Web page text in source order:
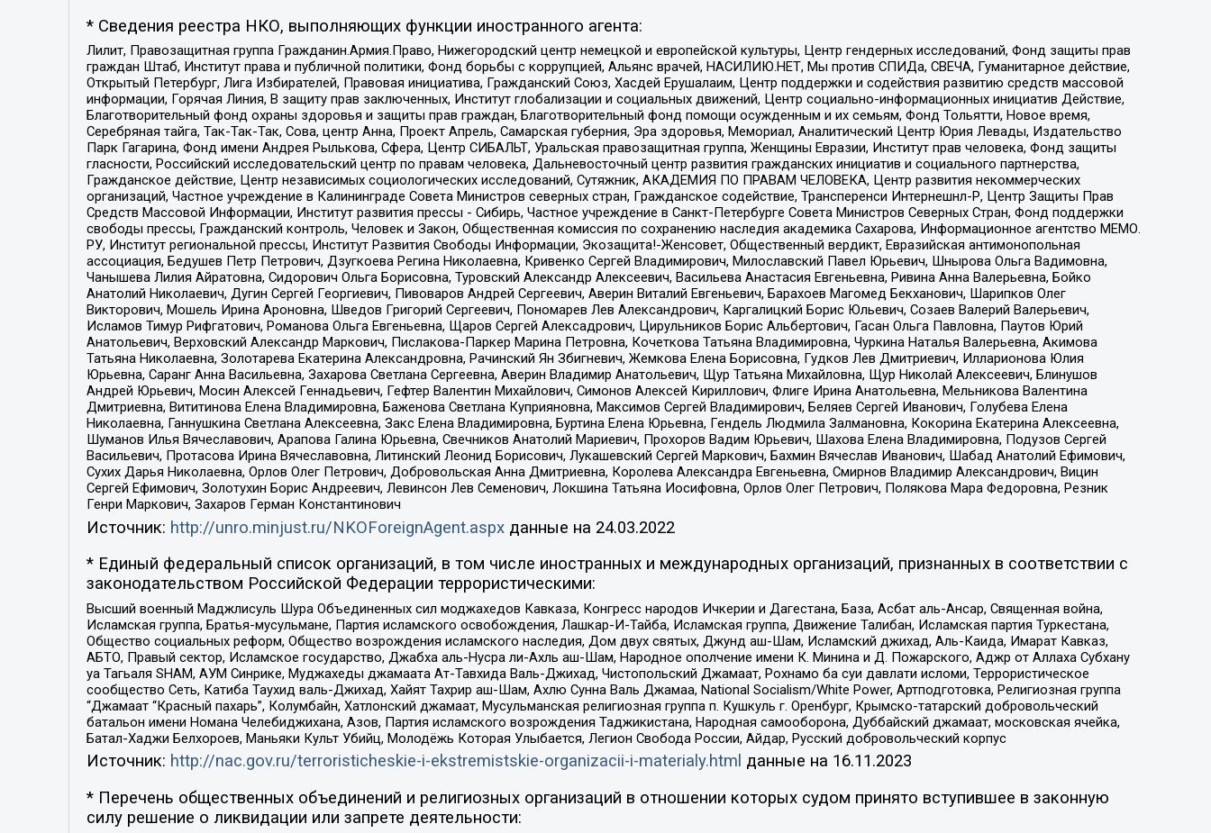
* Сведения реестра НКО, выполняющих функции иностранного агента:
Лилит, Правозащитная группа Гражданин.Армия.Право, Нижегородский центр немецкой и европейской культуры, Центр гендерных исследований, Фонд защиты прав
граждан Штаб, Институт права и публичной политики, Фонд борьбы с коррупцией, Альянс врачей, НАСИЛИЮ.НЕТ, Мы против СПИДа, СВЕЧА, Гуманитарное действие,
Открытый Петербург, Лига Избирателей, Правовая инициатива, Гражданский Союз, Хасдей Ерушалаим, Центр поддержки и содействия развитию средств массовой
информации, Горячая Линия, В защиту прав заключенных, Институт глобализации и социальных движений, Центр социально-информационных инициатив Действие,
Благотворительный фонд охраны здоровья и защиты прав граждан, Благотворительный фонд помощи осужденным и их семьям, Фонд Тольятти, Новое время,
Серебряная тайга, Так-Так-Так, Сова, центр Анна, Проект Апрель, Самарская губерния, Эра здоровья, Мемориал, Аналитический Центр Юрия Левады, Издательство
Парк Гагарина, Фонд имени Андрея Рылькова, Сфера, Центр СИБАЛЬТ, Уральская правозащитная группа, Женщины Евразии, Институт прав человека, Фонд защиты
гласности, Российский исследовательский центр по правам человека, Дальневосточный центр развития гражданских инициатив и социального партнерства,
Гражданское действие, Центр независимых социологических исследований, Сутяжник, АКАДЕМИЯ ПО ПРАВАМ ЧЕЛОВЕКА, Центр развития некоммерческих
организаций, Частное учреждение в Калининграде Совета Министров северных стран, Гражданское содействие, Трансперенси Интернешнл-Р, Центр Защиты Прав
Средств Массовой Информации, Институт развития прессы - Сибирь, Частное учреждение в Санкт-Петербурге Совета Министров Северных Стран, Фонд поддержки
свободы прессы, Гражданский контроль, Человек и Закон, Общественная комиссия по сохранению наследия академика Сахарова, Информационное агентство МЕМО.
РУ, Институт региональной прессы, Институт Развития Свободы Информации, Экозащита!-Женсовет, Общественный вердикт, Евразийская антимонопольная
ассоциация, Бедушев Петр Петрович, Дзугкоева Регина Николаевна, Кривенко Сергей Владимирович, Милославский Павел Юрьевич, Шнырова Ольга Вадимовна,
Чанышева Лилия Айратовна, Сидорович Ольга Борисовна, Туровский Александр Алексеевич, Васильева Анастасия Евгеньевна, Ривина Анна Валерьевна, Бойко
Анатолий Николаевич, Дугин Сергей Георгиевич, Пивоваров Андрей Сергеевич, Аверин Виталий Евгеньевич, Барахоев Магомед Бекханович, Шарипков Олег
Викторович, Мошель Ирина Ароновна, Шведов Григорий Сергеевич, Пономарев Лев Александрович, Каргалицкий Борис Юльевич, Созаев Валерий Валерьевич,
Исламов Тимур Рифгатович, Романова Ольга Евгеньевна, Щаров Сергей Алексадрович, Цирульников Борис Альбертович, Гасан Ольга Павловна, Паутов Юрий
Анатольевич, Верховский Александр Маркович, Пислакова-Паркер Марина Петровна, Кочеткова Татьяна Владимировна, Чуркина Наталья Валерьевна, Акимова
Татьяна Николаевна, Золотарева Екатерина Александровна, Рачинский Ян Збигневич, Жемкова Елена Борисовна, Гудков Лев Дмитриевич, Илларионова Юлия
Юрьевна, Саранг Анна Васильевна, Захарова Светлана Сергеевна, Аверин Владимир Анатольевич, Щур Татьяна Михайловна, Щур Николай Алексеевич, Блинушов
Андрей Юрьевич, Мосин Алексей Геннадьевич, Гефтер Валентин Михайлович, Симонов Алексей Кириллович, Флиге Ирина Анатольевна, Мельникова Валентина
Дмитриевна, Вититинова Елена Владимировна, Баженова Светлана Куприяновна, Максимов Сергей Владимирович, Беляев Сергей Иванович, Голубева Елена
Николаевна, Ганнушкина Светлана Алексеевна, Закс Елена Владимировна, Буртина Елена Юрьевна, Гендель Людмила Залмановна, Кокорина Екатерина Алексеевна,
Шуманов Илья Вячеславович, Арапова Галина Юрьевна, Свечников Анатолий Мариевич, Прохоров Вадим Юрьевич, Шахова Елена Владимировна, Подузов Сергей
Васильевич, Протасова Ирина Вячеславовна, Литинский Леонид Борисович, Лукашевский Сергей Маркович, Бахмин Вячеслав Иванович, Шабад Анатолий Ефимович,
Сухих Дарья Николаевна, Орлов Олег Петрович, Добровольская Анна Дмитриевна, Королева Александра Евгеньевна, Смирнов Владимир Александрович, Вицин
Сергей Ефимович, Золотухин Борис Андреевич, Левинсон Лев Семенович, Локшина Татьяна Иосифовна, Орлов Олег Петрович, Полякова Мара Федоровна, Резник
Генри Маркович, Захаров Герман Константинович
Источник: http://unro.minjust.ru/NKOForeignAgent.aspxданные на 24.03.2022
* Единый федеральный список организаций, в том числе иностранных и международных организаций, признанных в соответствии с
законодательством Российской Федерации террористическими:
Высший военный Маджлисуль Шура Объединенных сил моджахедов Кавказа, Конгресс народов Ичкерии и Дагестана, База, Асбат аль-Ансар, Священная война,
Исламская группа, Братья-мусульмане, Партия исламского освобождения, Лашкар-И-Тайба, Исламская группа, Движение Талибан, Исламская партия Туркестана,
Общество социальных реформ, Общество возрождения исламского наследия, Дом двух святых, Джунд аш-Шам, Исламский джихад, Аль-Каида, Имарат Кавказ,
АБТО, Правый сектор, Исламское государство, Джабха аль-Нусра ли-Ахль аш-Шам, Народное ополчение имени К. Минина и Д. Пожарского, Аджр от Аллаха Субхану
уа Тагьаля SHAM, АУМ Синрике, Муджахеды джамаата Ат-Тавхида Валь-Джихад, Чистопольский Джамаат, Рохнамо ба суи давлати исломи, Террористическое
сообщество Сеть, Катиба Таухид валь-Джихад, Хайят Тахрир аш-Шам, Ахлю Сунна Валь Джамаа, National Socialism/White Power, Артподготовка, Религиозная группа
“Джамаат “Красный пахарь”, Колумбайн, Хатлонский джамаат, Мусульманская религиозная группа п. Кушкуль г. Оренбург, Крымско-татарский добровольческий
батальон имени Номана Челебиджихана, Азов, Партия исламского возрождения Таджикистана, Народная самооборона, Дуббайский джамаат, московская ячейка,
Батал-Хаджи Белхороев, Маньяки Культ Убийц, Молодёжь Которая Улыбается, Легион Свобода России, Айдар, Русский добровольческий корпус
Источник: http://nac.gov.ru/terroristicheskie-i-ekstremistskie-organizacii-i-materialy.html данные на 16.11.2023
* Перечень общественных объединений и религиозных организаций в отношении которых судом принято вступившее в законную
силу решение о ликвидации или запрете деятельности: